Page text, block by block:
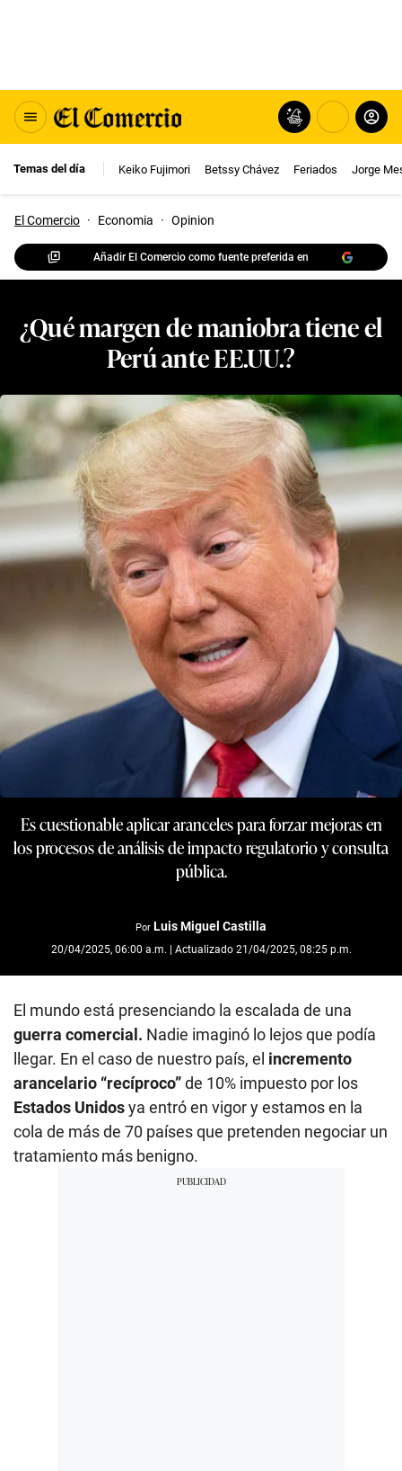
Temas del día Keiko Fujimori Betssy Chávez Feriados Jorge
El Comercio · Economia · Opinion
Añadir El Comercio como fuente preferida en
¿Qué margen de maniobra tiene el
Perú ante EE.UU.?
Es cuestionable aplicar aranceles para forzar mejoras en
los procesos de análisis de impacto regulatorio y consulta
pública.
Por Luis Miguel Castilla
20/04/2025, 06:00 a.m. | Actualizado 21/04/2025, 08:25 p.m.
El mundo está presenciando la escalada de una
guerra comercial. Nadie imaginó lo lejos que podía
llegar. En el caso de nuestro país, el incremento
arancelario “recíproco”de 10% impuesto por los
Estados Unidosya entró en vigor y estamos en la
cola de más de 70 países que pretenden negociar un
tratamiento más benigno.